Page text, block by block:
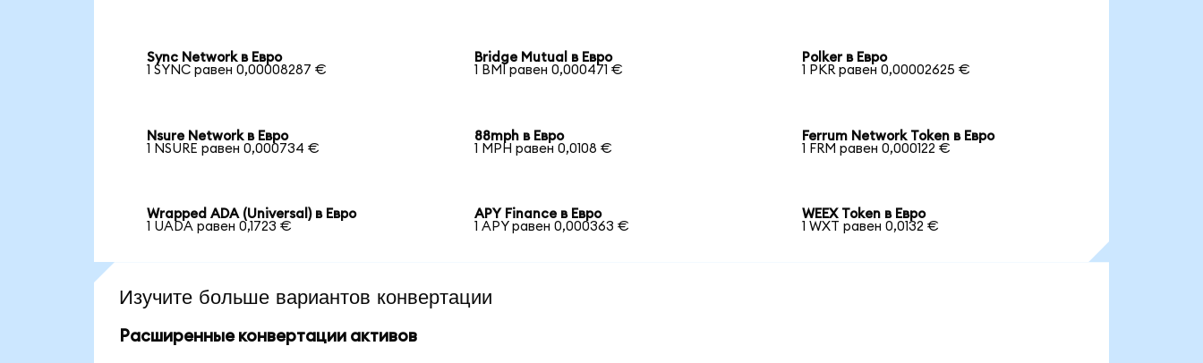
Sync Network в Евро
1 SYNC равен 0,00008287 €
Bridge Mutual в Евро
1 BMI равен 0,000471 €
Polker в Евро
1 PKR равен 0,00002625 €
Nsure Network в Евро
1 NSURE равен 0,000734 €
88mph в Евро
1 MPH равен 0,0108 €
Ferrum Network Token в Евро
1 FRM равен 0,000122 €
Wrapped ADA (Universal) в Евро
1 UADA равен 0,1723 €
APY Finance в Евро
1 APY равен 0,000363 €
WEEX Token в Евро
1 WXT равен 0,0132 €
Изучите больше вариантов конвертации
Расширенные конвертации активов